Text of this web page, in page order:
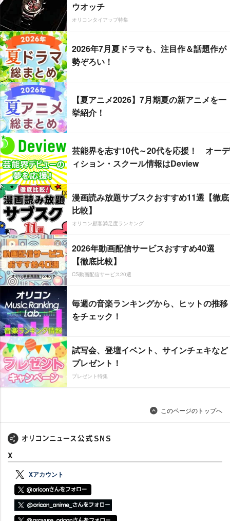
ウオッチ
オリコンタイアップ特集
2026年7月夏ドラマも、注目作＆話題作が
勢ぞろい！
【夏アニメ2026】7月期夏の新アニメを一
挙紹介！
芸能界を志す10代～20代を応援！ オーデ
ィション・スクール情報はDeview
漫画読み放題サブスクおすすめ11選【徹底
比較】
オリコン顧客満足度ランキング
2026年動画配信サービスおすすめ40選
【徹底比較】
CS動画配信サービス20選
毎週の音楽ランキングから、ヒットの推移
をチェック！
試写会、登壇イベント、サインチェキなど
プレゼント！
プレゼント特集
このページのトップへ
X
Xアカウント